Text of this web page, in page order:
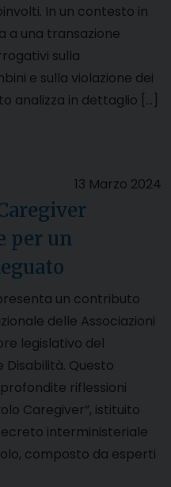
In un contesto in
a una transazione
sulla
e sulla violazione dei
analizza in dettaglio […]
13 Marzo 2024
per un
un contributo
delle Associazioni
legislativo del
Questo
riflessioni
Caregiver”, istituito
interministeriale
composto da esperti